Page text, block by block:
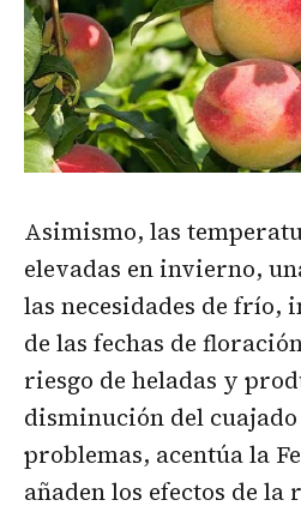
Asimismo, las
elevadas en invierno,
las necesidades de frío,
de las fechas de
riesgo de heladas y
disminución del
problemas, acentúa la
añaden los efectos de la